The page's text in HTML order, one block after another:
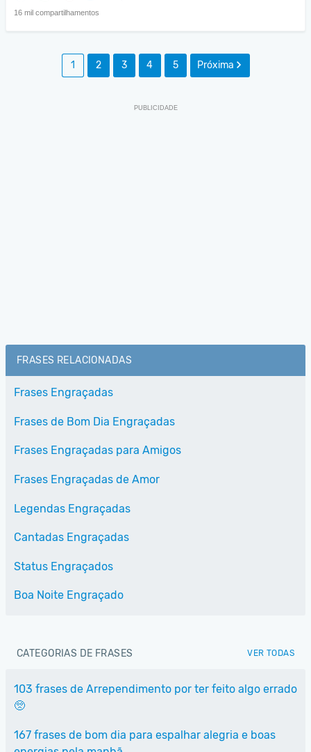
16 mil compartilhamentos
1 2 3 4 5 Próxima
FRASES RELACIONADAS
Frases Engraçadas
Frases de Bom Dia Engraçadas
Frases Engraçadas para Amigos
Frases Engraçadas de Amor
Legendas Engraçadas
Cantadas Engraçadas
Status Engraçados
Boa Noite Engraçado
CATEGORIAS DE FRASES VER TODAS
103 frases de Arrependimento por ter feito algo errado
🥺
167 frases de bom dia para espalhar alegria e boas